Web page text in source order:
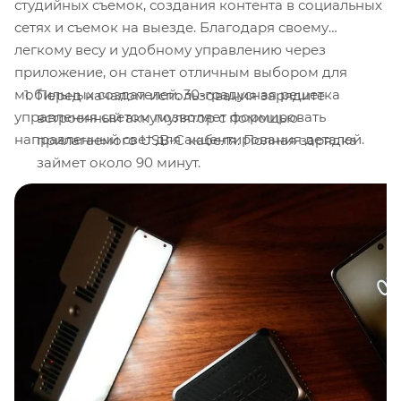
студийных съемок, создания контента в социальных
сетях и съемок на выезде. Благодаря своему
легкому весу и удобному управлению через
приложение, он станет отличным выбором для
мобильных создателей. 30-градусная решетка
управления светом позволяет формировать
направленный свет для акцентирования деталей.
Перед началом использования зарядите
встроенный аккумулятор с помощью
прилагаемого USB-C кабеля. Полная зарядка
займет около 90 минут.
используя адаптер Lock to Cold Shoe или резьбу
1/4"-20 на основании прибора.
Для получения мягкого света установите
диффузор Dome Diffuser, прикрепив его к
магнитному креплению на передней панели
осветителя.
Если требуется направленный свет, прикрепите
30-градусную сетку управления светом для